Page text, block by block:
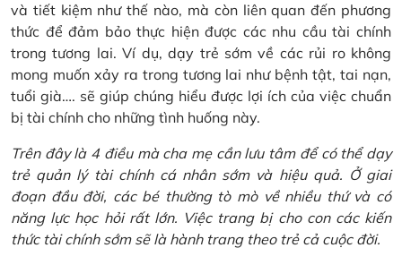
và tiết kiệm như thế nào, mà còn liên quan đến phương
thức để đảm bảo thực hiện được các nhu cầu tài chính
trong tương lai. Ví dụ, dạy trẻ sớm về các rủi ro không
mong muốn xảy ra trong tương lai như bệnh tật, tai nạn,
tuổi già…. sẽ giúp chúng hiểu được lợi ích của việc chuẩn
bị tài chính cho những tình huống này.
Trên đây là 4 điều mà cha mẹ cần lưu tâm để có thể dạy
trẻ quản lý tài chính cá nhân sớm và hiệu quả. Ở giai
đoạn đầu đời, các bé thường tò mò về nhiều thứ và có
năng lực học hỏi rất lớn. Việc trang bị cho con các kiến
thức tài chính sớm sẽ là hành trang theo trẻ cả cuộc đời.